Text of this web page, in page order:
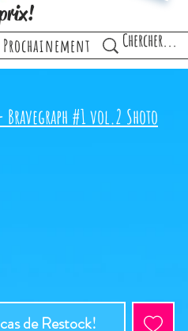
Prochainement
Bravegraph #1 vol.2 Shoto
de Restock!